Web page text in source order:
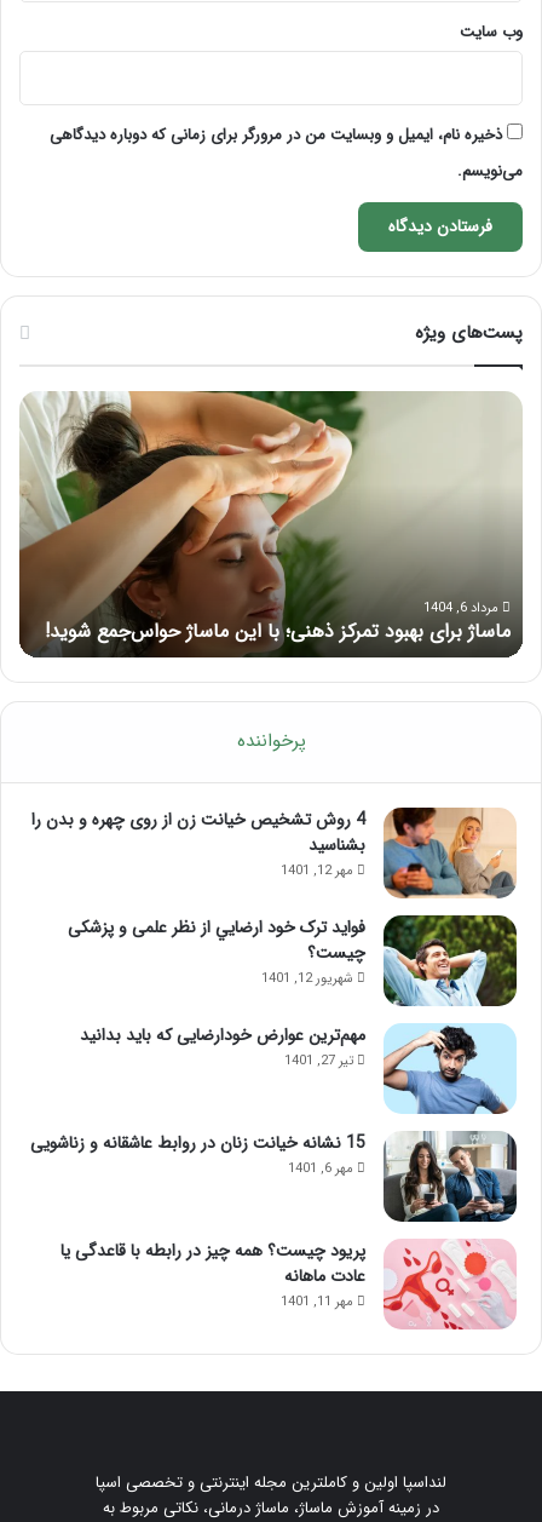
وب‌ سایت
ذخیره نام، ایمیل و وبسایت من در مرورگر برای زمانی که دوباره دیدگاهی
می‌نویسم.
پست‌های ویژه
ماساژ
حواس‌جمع
شوید!
مرداد 6, 1404
ماساژ برای بهبود تمرکز ذهنی؛ با این ماساژ حواس‌جمع شوید!
لب
بعد
از
پرخواننده
4 روش تشخیص خیانت زن از روی چهره و بدن را
بشناسید
مهر 12, 1401
فواید ترک خود ارضايي از نظر علمی و پزشکی
چیست؟
شهریور 12, 1401
مهم‌ترین عوارض خودارضایی که باید بدانید
تیر 27, 1401
15 نشانه خیانت زنان در روابط عاشقانه و زناشویی
مهر 6, 1401
پریود چیست؟ همه چیز در رابطه با قاعدگی یا
عادت ماهانه
مهر 11, 1401
لنداسپا اولین و کاملترین مجله اینترنتی و تخصصی اسپا
در زمینه آموزش ماساژ، ماساژ درمانی، نکاتی مربوط به